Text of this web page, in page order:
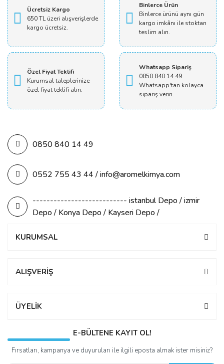
Ücretsiz Kargo
650 TL üzeri alışverişlerde
kargo ücretsiz.
Binlerce Ürün
Binlerce ürünü aynı gün
kargo imkânı ile stoktan
teslim alın.
Özel Fiyat Teklifi
Kurumsal taleplerinize
özel fiyat teklifi alın.
Whatsapp Sipariş
0850 840 14 49
Whatsapp'tan kolayca
sipariş verin.
0850 840 14 49
0552 755 43 44 / info@aromelkimya.com
--------------------------- istanbul Depo / izmir
Depo / Konya Depo / Kayseri Depo /
KURUMSAL
ALIŞVERİŞ
ÜYELİK
E-BÜLTENE KAYIT OL!
Fırsatları, kampanya ve duyuruları ile ilgili eposta almak ister misiniz?